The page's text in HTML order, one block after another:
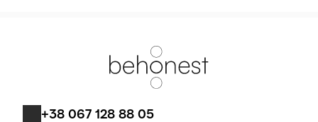
+38 067 128 88 05